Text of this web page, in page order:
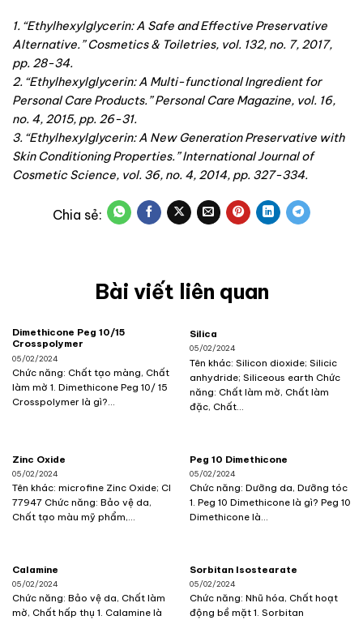
1. “Ethylhexylglycerin: A Safe and Effective Preservative
Alternative.” Cosmetics & Toiletries, vol. 132, no. 7, 2017,
pp. 28-34.
2. “Ethylhexylglycerin: A Multi-functional Ingredient for
Personal Care Products.” Personal Care Magazine, vol. 16,
no. 4, 2015, pp. 26-31.
3. “Ethylhexylglycerin: A New Generation Preservative with
Skin Conditioning Properties.” International Journal of
Cosmetic Science, vol. 36, no. 4, 2014, pp. 327-334.
Bài viết liên quan
Dimethicone Peg 10/15
Crosspolymer
05/02/2024
Chức năng: Chất tạo màng, Chất
làm mờ 1. Dimethicone Peg 10/ 15
Crosspolymer là gì?...
Silica
05/02/2024
Tên khác: Silicon dioxide; Silicic
anhydride; Siliceous earth Chức
năng: Chất làm mờ, Chất làm
đặc, Chất...
Zinc Oxide
05/02/2024
Tên khác: microfine Zinc Oxide; CI
77947 Chức năng: Bảo vệ da,
Chất tạo màu mỹ phẩm,...
Peg 10 Dimethicone
05/02/2024
Chức năng: Dưỡng da, Dưỡng tóc
1. Peg 10 Dimethicone là gì? Peg 10
Dimethicone là...
Calamine
05/02/2024
Chức năng: Bảo vệ da, Chất làm
mờ, Chất hấp thụ 1. Calamine là
Sorbitan Isostearate
05/02/2024
Chức năng: Nhũ hóa, Chất hoạt
động bề mặt 1. Sorbitan